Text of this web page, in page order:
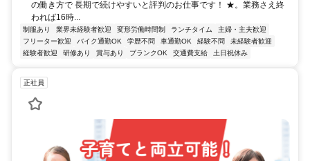
の働き方で 長期で続けやすいと評判のお仕事です！ ★。業務さえ終
われば16時...
制服あり 業界未経験者歓迎 変形労働時間制 ランチタイム
主婦・主夫歓迎
フリーター歓迎
バイク通勤OK 学歴不問 車通勤OK 経験不問
未経験者歓迎
経験者歓迎
研修あり 賞与あり ブランクOK 交通費支給 土日祝休み
正社員